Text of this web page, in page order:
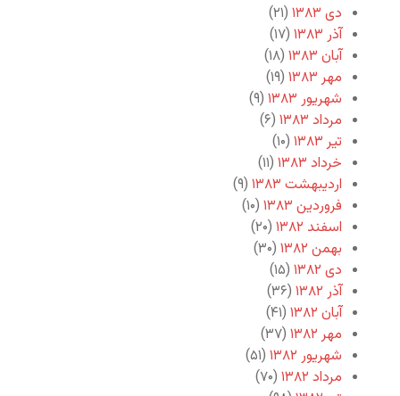
دی ۱۳۸۳
(۲۱)
آذر ۱۳۸۳
(۱۷)
آبان ۱۳۸۳
(۱۸)
مهر ۱۳۸۳
(۱۹)
شهریور ۱۳۸۳
(۹)
مرداد ۱۳۸۳
(۶)
تیر ۱۳۸۳
(۱۰)
خرداد ۱۳۸۳
(۱۱)
اردیبهشت ۱۳۸۳
(۹)
فروردین ۱۳۸۳
(۱۰)
اسفند ۱۳۸۲
(۲۰)
بهمن ۱۳۸۲
(۳۰)
دی ۱۳۸۲
(۱۵)
آذر ۱۳۸۲
(۳۶)
آبان ۱۳۸۲
(۴۱)
مهر ۱۳۸۲
(۳۷)
شهریور ۱۳۸۲
(۵۱)
مرداد ۱۳۸۲
(۷۰)